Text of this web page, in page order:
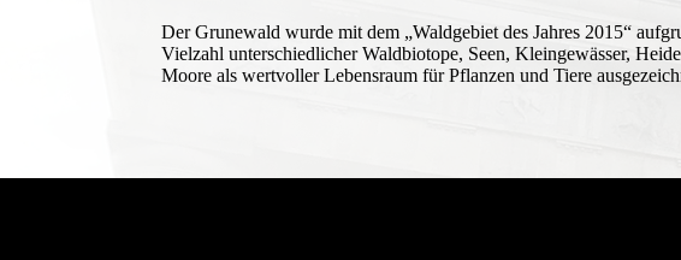
Der Grunewald wurde mit dem „Waldgebiet des Jahres 2015“
Vielzahl unterschiedlicher Waldbiotope, Seen, Kleingewässer,
Moore als wertvoller Lebensraum für Pflanzen und Tiere